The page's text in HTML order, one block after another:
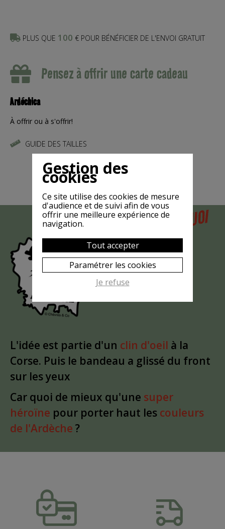
PLUS QUE 100 € POUR BÉNÉFICIER DE L'ENVOI GRATUIT
Pensez à offrir une carte cadeau
Ardéchica
À offrir ou à s'offrir!
GUIDE DES TAILLES
MAIS POURQUOI
LA CHÈVRE
EST-ELLE
MASQUÉE
?
L'idée est partie d'un clin d'oeil à la
Corse. Puis le bandeau a glissé du front
sur les yeux
Car quoi de mieux qu'une super
héroïne pour porter haut les couleurs
de l'Ardèche ?
Gestion des
cookies
Ce site utilise des cookies de mesure
d'audience et de suivi afin de vous
offrir une meilleure expérience de
navigation.
Tout accepter
Paramétrer les cookies
Je refuse